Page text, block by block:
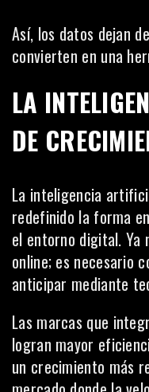
Así, los datos dejan
convierten en una
LA
DE
La inteligencia
redefinido la forma
el entorno digital. Ya
online; es necesario
anticipar mediante
Las marcas que
logran mayor
un crecimiento más